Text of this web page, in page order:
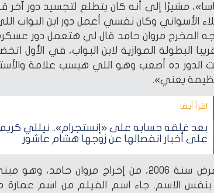
مشيرًا إلى أنه كان يتطلع لتجسيد دور آخر
الأسواني وكان نفسي أعمل دور ابن البواب
المخرج مروان حامد قال لي هتعمل دور
البطولة الموازية لابن البواب، في الأول
الدور ده أصعب وهو اللي هيسب علامة
عظيمة يعني».
اقرأ أيضا‎
بعد غلقه حسابه على «إنستجرام».. نيللي كريم
على أخبار انفصالها عن زوجها هشام عاشور
«عمارة يعقوبيان» عُرض سنة 2006، من إخراج مروان حامد،
بنفس الاسم. جاء اسم الفيلم من اسم عمارة